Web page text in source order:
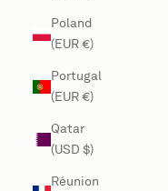
Poland
(EUR €)
Portugal
(EUR €)
Qatar
(USD $)
Réunion